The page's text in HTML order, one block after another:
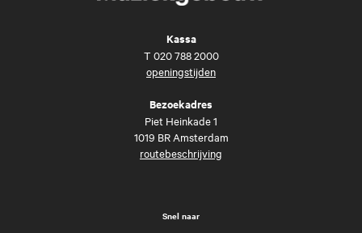
Kassa
T 020 788 2000
openingstijden
Bezoekadres
Piet Heinkade 1
1019 BR Amsterdam
routebeschrijving
Snel naar